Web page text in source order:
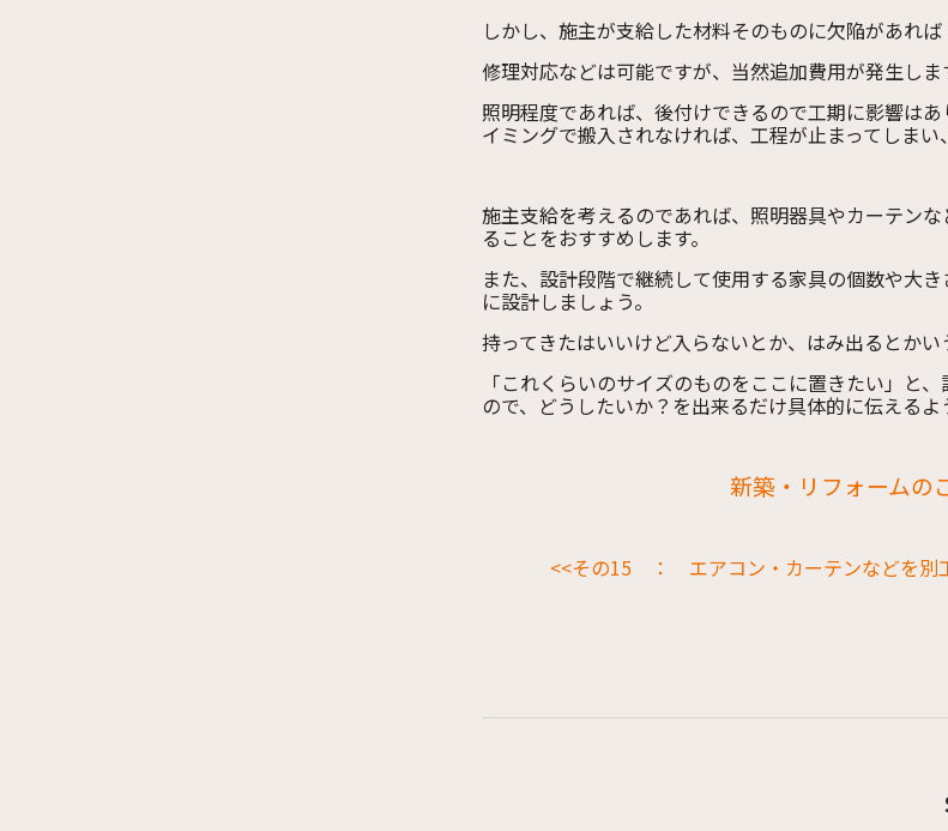
しかし、施主が支給した材料そのものに欠陥があれば
修理対応などは可能ですが、当然追加費用が発生しま
照明程度であれば、後付けできるので工期に影響は
イミングで搬入されなければ、工程が止まってしま
施主支給を考えるのであれば、照明器具やカーテン
ることをおすすめします。
また、設計段階で継続して使用する家具の個数や大
に設計しましょう。
持ってきたはいいけど入らないとか、はみ出るとかい
「これくらいのサイズのものをここに置きたい」と
ので、どうしたいか？を出来るだけ具体的に伝えるよ
新築・リフォーム
<<その15 ： エアコン・カーテンなどを別